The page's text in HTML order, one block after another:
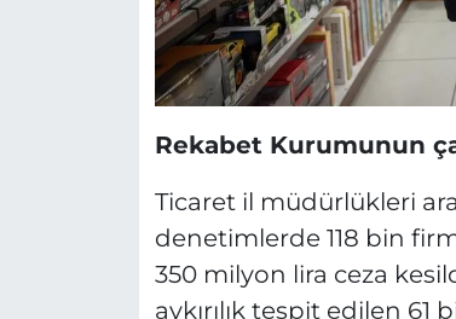
Rekabet Kurumunun
Ticaret il müdürlükleri
denetimlerde 118 bin
350 milyon lira ceza
aykırılık tespit edilen